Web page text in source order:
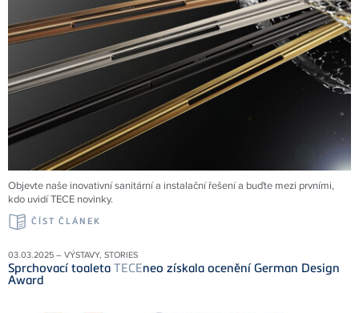
Objevte naše inovativní sanitární a instalační řešení a buďte mezi prvními,
kdo uvidí TECE novinky.
ČÍST ČLÁNEK
03.03.2025 – VÝSTAVY, STORIES
Sprchovací toaleta TECEneo získala ocenění German Design
Award